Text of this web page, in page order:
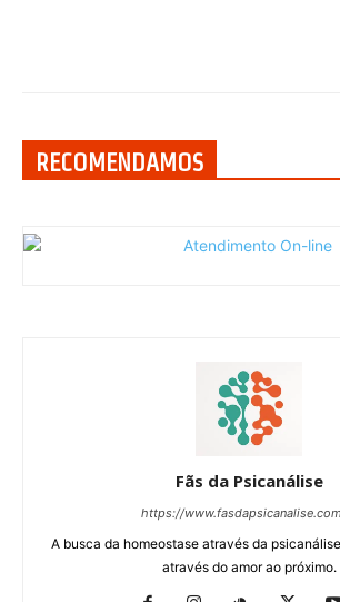
RECOMENDAMOS
Fãs da Psicanálise
https://
A busca da homeostase através da
através do amor ao próximo.